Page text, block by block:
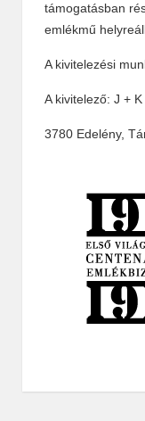
támogatásban
emlékmű
A kivitelezési
A kivitelező: J +
3780 Edelény,